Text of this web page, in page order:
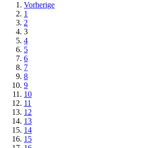
Vorherige
1
2
3
4
5
6
7
8
9
10
11
12
13
14
15